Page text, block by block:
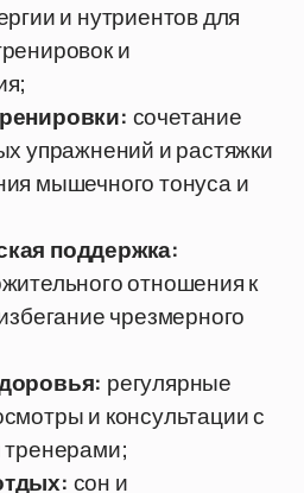
и нутриентов для
и
сочетание
упражнений и растяжки
мышечного тонуса и
поддержка:
отношения к
чрезмерного
регулярные
и консультации с
тренерами;
сон и